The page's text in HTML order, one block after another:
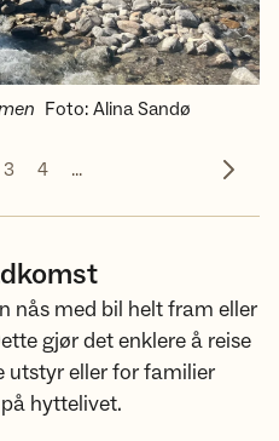
Foto: Alina Sandø
3 4 ...
nås med bil helt fram eller
gjør det enklere å reise
utstyr eller for familier
hyttelivet.